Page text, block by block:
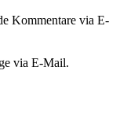
Kommentare via E-
via E-Mail.